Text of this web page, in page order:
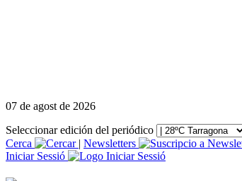
07 de agost de 2026
Seleccionar edición del periódico
Cerca
| Newsletters
Iniciar Sessió